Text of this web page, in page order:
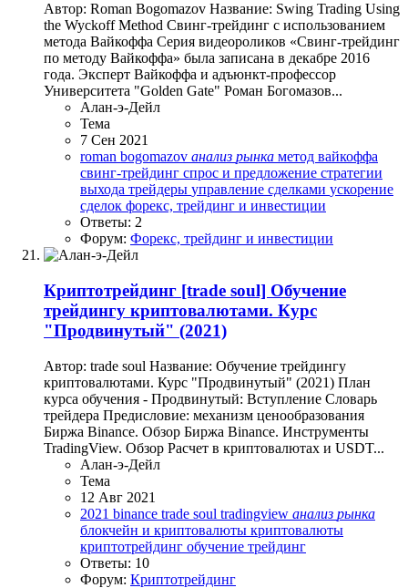
Автор: Roman Bogomazov Название: Swing Trading Using
the Wyckoff Method Свинг-трейдинг с использованием
метода Вайкоффа Серия видеороликов «Свинг-трейдинг
по методу Вайкоффа» была записана в декабре 2016
года. Эксперт Вайкоффа и адъюнкт-профессор
Университета "Golden Gate" Роман Богомазов...
Алан-э-Дейл
Тема
7 Сен 2021
roman bogomazov анализ рынка метод вайкоффа
свинг-трейдинг спрос и предложение стратегии
выхода трейдеры управление сделками ускорение
сделок форекс, трейдинг и инвестиции
Ответы: 2
Форум: Форекс, трейдинг и инвестиции
Криптотрейдинг [trade soul] Обучение
трейдингу криптовалютами. Курс
"Продвинутый" (2021)
Автор: trade soul Название: Обучение трейдингу
криптовалютами. Курс "Продвинутый" (2021) План
курса обучения - Продвинутый: Вступление Словарь
трейдера Предисловие: механизм ценообразования
Биржа Binance. Обзор Биржа Binance. Инструменты
TradingView. Обзор Расчет в криптовалютах и USDT...
Алан-э-Дейл
Тема
12 Авг 2021
2021 binance trade soul tradingview анализ рынка
блокчейн и криптовалюты криптовалюты
криптотрейдинг обучение трейдинг
Ответы: 10
Форум: Криптотрейдинг